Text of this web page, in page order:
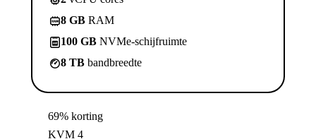
8 GB RAM
100 GB NVMe-schijfruimte
8 TB bandbreedte
69% korting
KVM 4